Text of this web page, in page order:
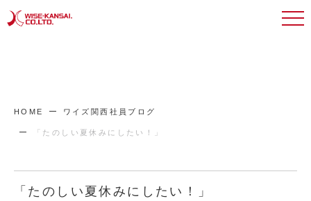
HOME ワイズ関西社員ブログ
「たのしい夏休みにしたい！」
「たのしい夏休みにしたい！」